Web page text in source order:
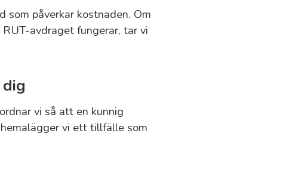
som påverkar kostnaden. Om
avdraget fungerar, tar vi
vi så att en kunnig
vi ett tillfälle som